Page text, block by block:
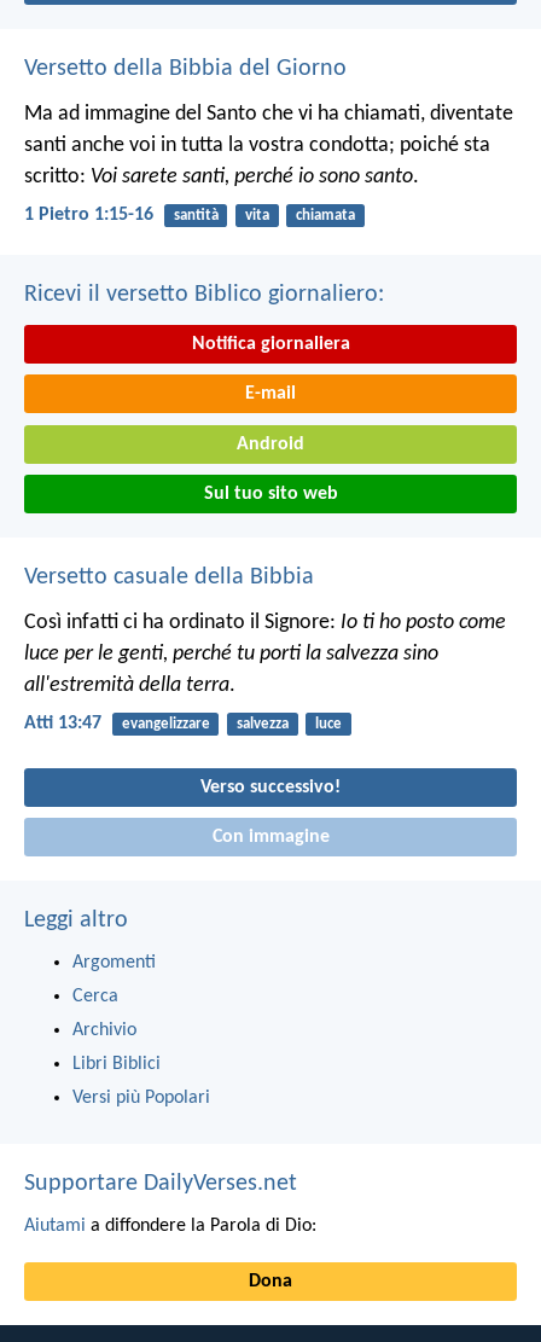
Versetto della Bibbia del Giorno
Ma ad immagine del Santo che vi ha chiamati, diventate
santi anche voi in tutta la vostra condotta; poiché sta
scritto: Voi sarete santi, perché io sono santo.
1 Pietro 1:15-16 santità vita chiamata
Ricevi il versetto Biblico giornaliero:
Notifica giornaliera
E-mail
Android
Sul tuo sito web
Versetto casuale della Bibbia
Così infatti ci ha ordinato il Signore: Io ti ho posto come
luce per le genti, perché tu porti la salvezza sino
all'estremità della terra.
Atti 13:47 evangelizzare salvezza luce
Verso successivo!
Con immagine
Leggi altro
Argomenti
Cerca
Archivio
Libri Biblici
Versi più Popolari
Supportare DailyVerses.net
Aiutami a diffondere la Parola di Dio:
Dona